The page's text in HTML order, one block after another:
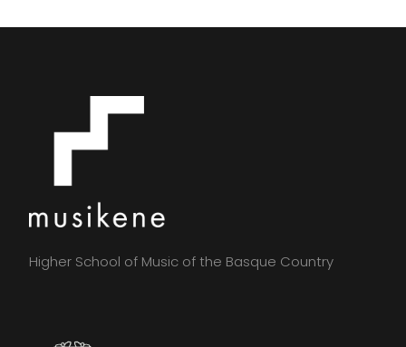
Higher School of Music of the Basque Country